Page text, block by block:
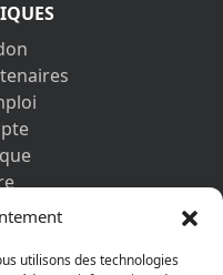
utilisons des technologies
et cookies